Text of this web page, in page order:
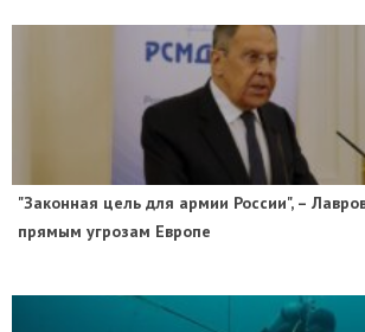
"Законная цель для армии России", –
прямым угрозам Европе